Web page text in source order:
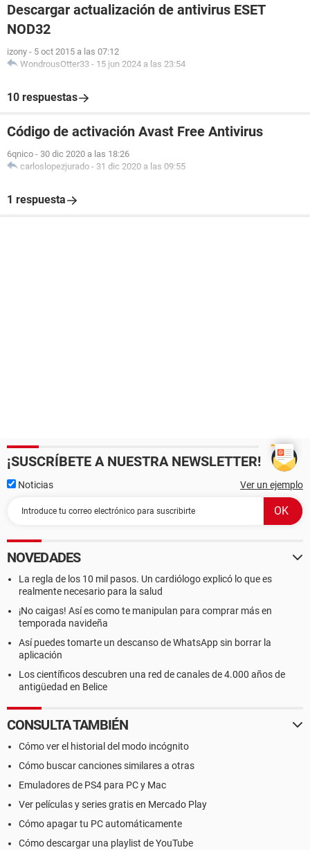
Descargar actualización de antivirus ESET
NOD32
izony - 5 oct 2015 a las 07:12
WondrousOtter33 - 15 jun 2024 a las 23:54
10 respuestas
Código de activación Avast Free Antivirus
6qnico - 30 dic 2020 a las 18:26
carloslopezjurado - 31 dic 2020 a las 09:55
1 respuesta
¡SUSCRÍBETE A NUESTRA NEWSLETTER!
Noticias Ver un ejemplo
NOVEDADES
La regla de los 10 mil pasos. Un cardiólogo explicó lo que es
realmente necesario para la salud
¡No caigas! Así es como te manipulan para comprar más en
temporada navideña
Así puedes tomarte un descanso de WhatsApp sin borrar la
aplicación
Los científicos descubren una red de canales de 4.000 años de
antigüedad en Belice
CONSULTA TAMBIÉN
Cómo ver el historial del modo incógnito
Cómo buscar canciones similares a otras
Emuladores de PS4 para PC y Mac
Ver películas y series gratis en Mercado Play
Cómo apagar tu PC automáticamente
Cómo descargar una playlist de YouTube